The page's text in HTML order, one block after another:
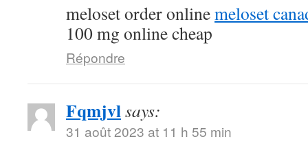
meloset order onlinemeloset
100 mg online cheap
Répondre
Fqmjvlsays:
31 août 2023 at 11 h 55 min